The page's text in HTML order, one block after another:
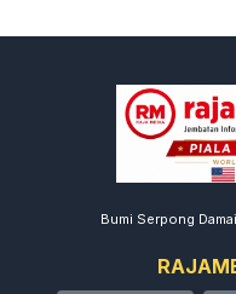
Bumi Serpong